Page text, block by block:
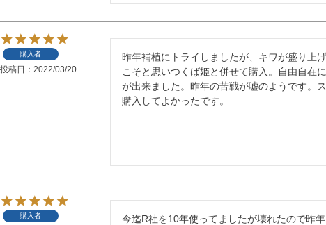
購入者
投稿日 2022/03/20
昨年補植にトライしましたが、キワが盛り上
こそと思いつくば姫と併せて購入。自由自在
が出来ました。昨年の苦戦が嘘のようです。
購入してよかったです。
購入者
今迄R社を10年使ってましたが壊れたので昨